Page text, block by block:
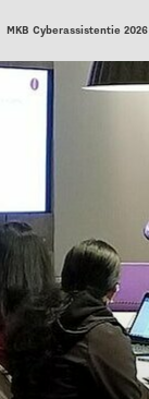
MKB Cyberassistentie 2026